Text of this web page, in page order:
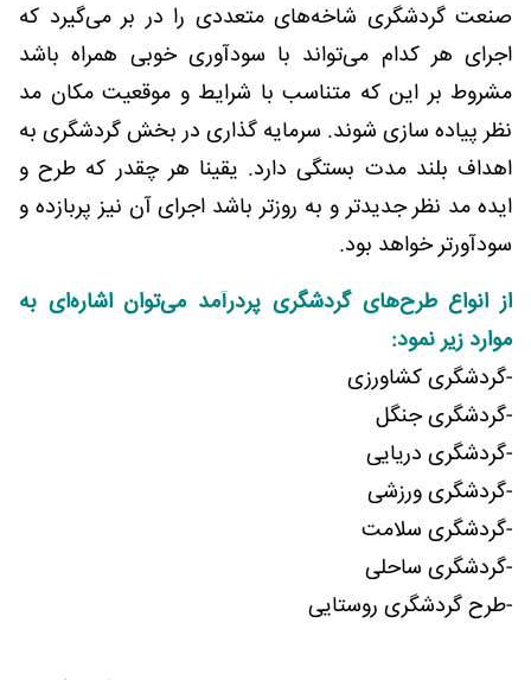
صنعت گردشگری شاخه‌های متعددی را در بر می‌گیرد که
اجرای هر کدام می‌تواند با سودآوری خوبی همراه باشد
مشروط بر این که متناسب با شرایط و موقعیت مکان مد
نظر پیاده سازی شوند. سرمایه گذاری در بخش گردشگری به
اهداف بلند مدت بستگی دارد. یقینا هر چقدر که طرح و
ایده مد نظر جدیدتر و به روزتر باشد اجرای آن نیز پربازده و
سودآورتر خواهد بود.
از انواع طرح‌های گردشگری پردرآمد می‌توان اشاره‌ای به
موارد زیر نمود:
-گردشگری کشاورزی
-گردشگری جنگل
-گردشگری دریایی
-گردشگری ورزشی
-گردشگری سلامت
-گردشگری ساحلی
-طرح گردشگری روستایی